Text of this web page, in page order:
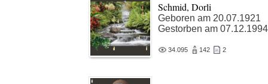
Schmid, Dorli
Geboren am 20.07.1921
Gestorben am 07.12.1994
34.095 142 2